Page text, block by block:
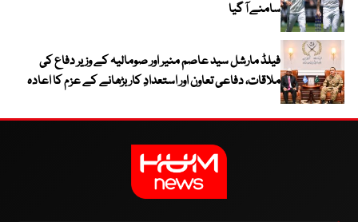
سامنے آ گیا
فیلڈ مارشل سید عاصم منیر اور صومالیہ کے وزیر دفاع کی
ملاقات، دفاعی تعاون اور استعدادِ کار بڑھانے کے عزم کا اعادہ